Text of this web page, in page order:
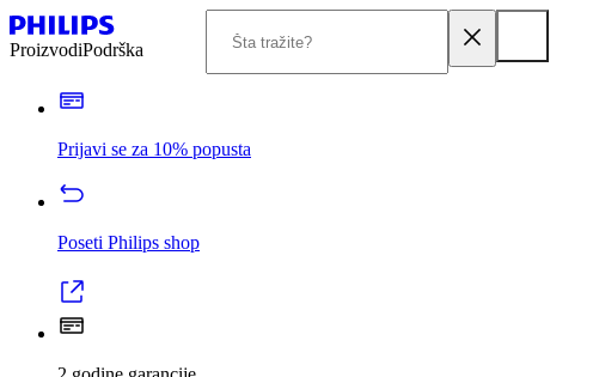
ProizvodiPodrška
Prijavi se za 10% popusta
Poseti Philips shop